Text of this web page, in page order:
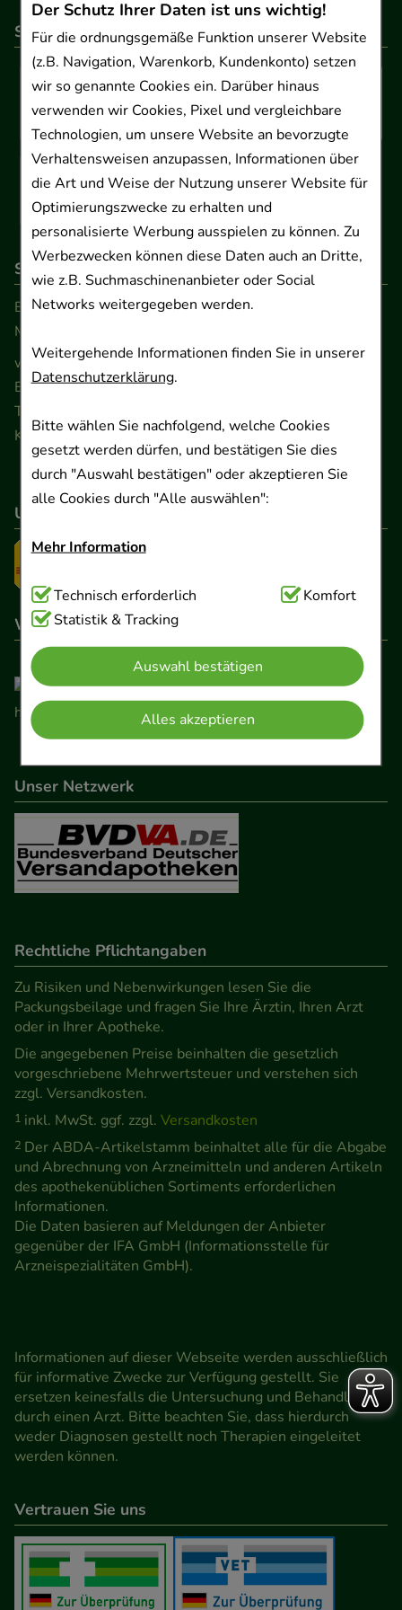
Der Schutz Ihrer Daten ist uns wichtig!
Für die ordnungsgemäße Funktion unserer Website
(z.B. Navigation, Warenkorb, Kundenkonto) setzen
wir so genannte Cookies ein. Darüber hinaus
verwenden wir Cookies, Pixel und vergleichbare
Technologien, um unsere Website an bevorzugte
Verhaltensweisen anzupassen, Informationen über
die Art und Weise der Nutzung unserer Website für
Optimierungszwecke zu erhalten und
personalisierte Werbung ausspielen zu können. Zu
Werbezwecken können diese Daten auch an Dritte,
wie z.B. Suchmaschinenanbieter oder Social
Networks weitergegeben werden.
Weitergehende Informationen finden Sie in unserer
Datenschutzerklärung.
Bitte wählen Sie nachfolgend, welche Cookies
gesetzt werden dürfen, und bestätigen Sie dies
durch "Auswahl bestätigen" oder akzeptieren Sie
alle Cookies durch "Alle auswählen":
Mehr Information
Technisch Notwendig:Hierbei handelt es sich um
Cookies, die für die Grundfunktionen unserer
Website notwendig sind (z.B. Navigation,
Warenkorb, Kundenkonto), weshalb auf diese nicht
verzichtet werden kann.
Komfort:Diese Cookies werden genutzt um das
Einkaufserlebnis noch ansprechender zu gestalten,
beispielsweise für die Wiedererkennung des
Besuchers oder unsere Seite an bevorzugte
Verhaltensweisen (z.B. Spracheinstellung)
anzupassen. Komfort-Cookies ermöglichen es uns
auch auf Ihre Bedürfnisse zugeschrittene Inhalte
Statistik & Tracking:Hierüber lassen sich
Informationen über die Art und Weise der Nutzung
unserer Website sammeln, mit deren Hilfe wir
unsere Website weiter für Sie optimieren können,
den Inhalt auf unserer Website aber auch die
Werbung auf Drittseiten möglichst relevant für Sie
zu gestalten. Bitte beachten Sie, dass Daten hierfür
teilweise an Dritte wie z.B. Google oder soziale
Medien übertragen werden.
Technisch erforderlich
Komfort
Statistik & Tracking
Auswahl bestätigen
Alles akzeptieren
So können Sie bezahlen
So erreichen Sie uns
Beratung und Kundenservice:
Montag - Freitag von 9.00 bis 17.00 Uhr
www.ApoSalis.de· E-Mail:info@ApoSalis.de
Ernst-August-Platz 2 · 30159 Hannover
Telefon 0511 89 71 80 0 · Fax 0511 89 71 80 11
Kontaktformular
Unser Versanddienstleister
Wir sind hier gelistet
Unser Netzwerk
Rechtliche Pflichtangaben
Zu Risiken und Nebenwirkungen lesen Sie die
Packungsbeilage und fragen Sie Ihre Ärztin, Ihren Arzt
oder in Ihrer Apotheke.
Die angegebenen Preise beinhalten die gesetzlich
vorgeschriebene Mehrwertsteuer und verstehen sich
zzgl. Versandkosten.
1 inkl. MwSt. ggf. zzgl. Versandkosten
2 Der ABDA-Artikelstamm beinhaltet alle für die Abgabe
und Abrechnung von Arzneimitteln und anderen Artikeln
des apothekenüblichen Sortiments erforderlichen
Informationen.
Die Daten basieren auf Meldungen der Anbieter
gegenüber der IFA GmbH (Informationsstelle für
Arzneispezialitäten GmbH).
Informationen auf dieser Webseite werden ausschließlich
für informative Zwecke zur Verfügung gestellt. Sie
ersetzen keinesfalls die Untersuchung und Behandlung
durch einen Arzt. Bitte beachten Sie, dass hierdurch
weder Diagnosen gestellt noch Therapien eingeleitet
werden können.
Vertrauen Sie uns